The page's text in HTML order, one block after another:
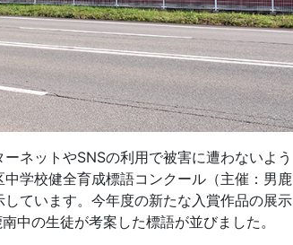
ネットやSNSの利用で被害に遭わないよう
学校健全育成標語コンクール（主催：男鹿
ています。今年度の新たな入賞作品の展示
中の生徒が考案した標語が並びました。